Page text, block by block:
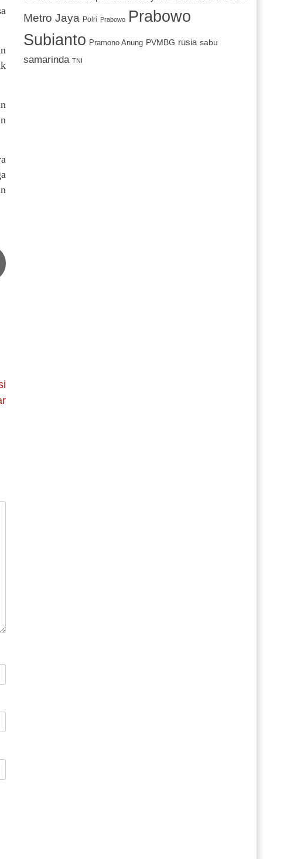
Metro Jaya
Polri Prabowo
Prabowo
Subianto Pramono Anung PVMBG rusia sabu
samarinda TNI